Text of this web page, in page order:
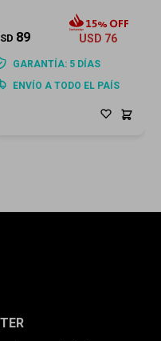
89 USD 76
GARANTÍA: 5 DÍAS
ENVÍO A TODO EL PAÍS